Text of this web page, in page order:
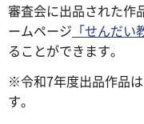
審査会に出品された作
ームページ 「せんだい
ることができます。
※令和7年度出品作品
す。